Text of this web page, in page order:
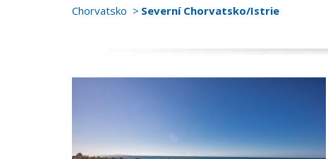
Chorvatsko Severní Chorvatsko/Istrie